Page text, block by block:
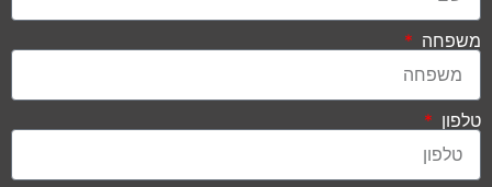
משפחה
טלפון